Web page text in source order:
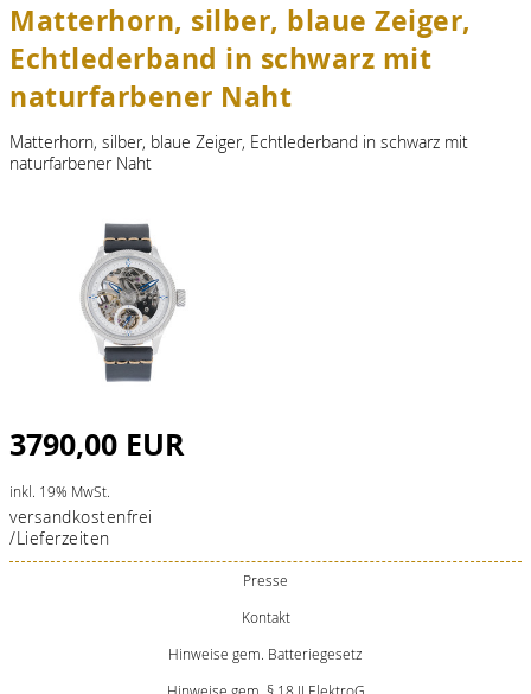
Matterhorn, silber, blaue Zeiger,
Echtlederband in schwarz mit
naturfarbener Naht
Matterhorn, silber, blaue Zeiger, Echtlederband in schwarz mit
naturfarbener Naht
3790,00 EUR
inkl. 19% MwSt.
versandkostenfrei
/Lieferzeiten
Presse
Kontakt
Hinweise gem. Batteriegesetz